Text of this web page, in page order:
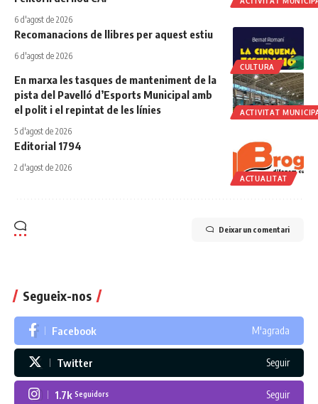
6 d'agost de 2026
CULTURA
Recomanacions de llibres per aquest estiu
6 d'agost de 2026
ACTIVITAT
En marxa les tasques de manteniment de la
pista del Pavelló d’Esports Municipal amb
el polit i el repintat de les línies
5 d'agost de 2026
ACTUALITAT
Editorial 1794
2 d'agost de 2026
Deixar un comentari
Segueix-nos
Facebook M'agrada
Twitter Seguir
1.7k Seguidors Seguir